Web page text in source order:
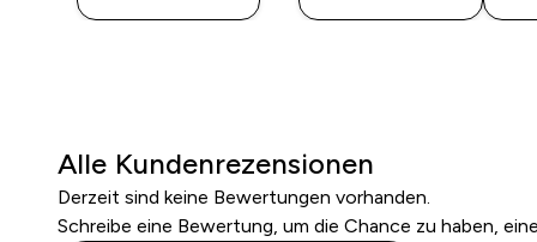
Alle Kundenrezensionen
Derzeit sind keine Bewertungen vorhanden.
Schreibe eine Bewertung, um die Chance zu haben,